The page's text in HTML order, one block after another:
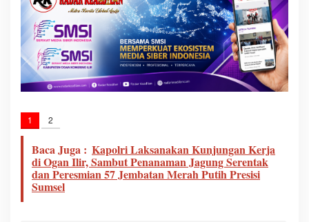
1 2
Baca Juga : Kapolri Laksanakan Kunjungan Kerja
di Ogan Ilir, Sambut Penanaman Jagung Serentak
dan Peresmian 57 Jembatan Merah Putih Presisi
Sumsel